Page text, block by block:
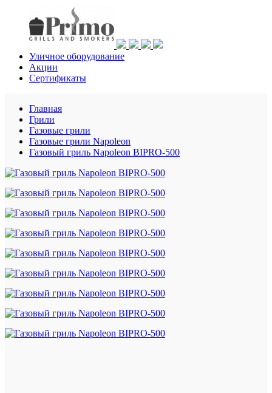
Уличное оборудование
Акции
Сертификаты
Главная
Грили
Газовые грили
Газовые грили Napoleon
Газовый гриль Napoleon BIPRO-500